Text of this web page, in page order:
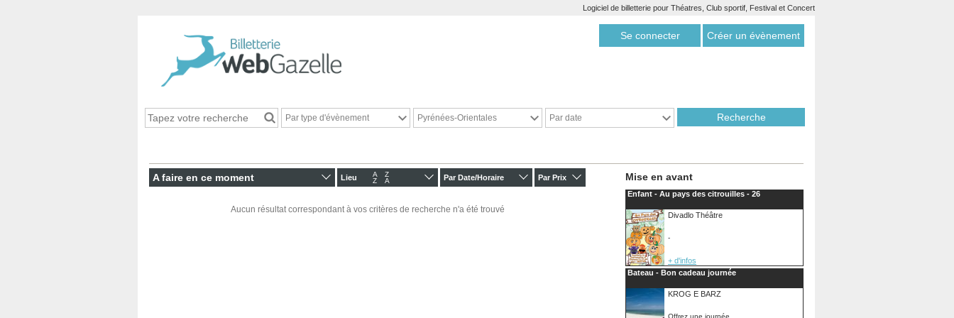
Logiciel de billetterie pour Théatres, Club sportif, Festival et Concert
Se connecter Créer un évènement
Par type d'évènement Pyrénées-Orientales Par date
A faire en ce moment A
Z
Z
A
Lieu Par Date/Horaire Par Prix
Aucun résultat correspondant à vos critères de recherche n'a été trouvé
Mise en avant
+ d'infos
Enfant - Au pays des citrouilles - 26
Divadlo Théâtre
-
Bateau - Bon cadeau journée
KROG E BARZ
Offrez une journée